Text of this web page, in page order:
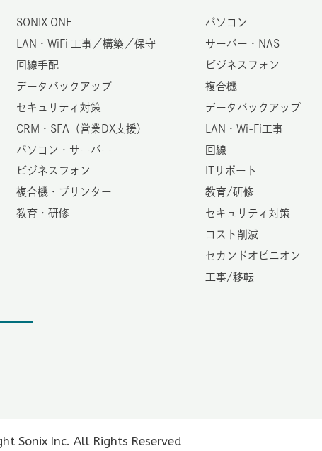
SONIX ONE
LAN・WiFi 工事／構築／保守
回線手配
データバックアップ
セキュリティ対策
CRM・SFA（営業DX支援）
パソコン・サーバー
ビジネスフォン
複合機・プリンター
教育・研修
パソコン
サーバー・NAS
ビジネスフォン
複合機
データバックアップ
LAN・Wi-Fi工事
回線
ITサポート
教育/研修
セキュリティ対策
コスト削減
セカンドオピニオン
工事/移転
Sonix Inc. All Rights Reserved